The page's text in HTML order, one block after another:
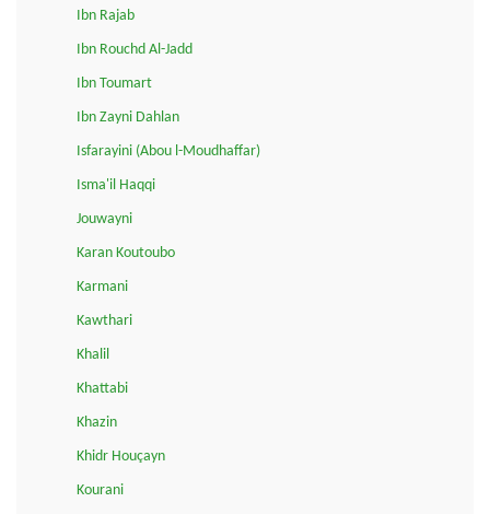
Ibn Rajab
Ibn Rouchd Al-Jadd
Ibn Toumart
Ibn Zayni Dahlan
Isfarayini (Abou l-Moudhaffar)
Isma'il Haqqi
Jouwayni
Karan Koutoubo
Karmani
Kawthari
Khalil
Khattabi
Khazin
Khidr Houçayn
Kourani